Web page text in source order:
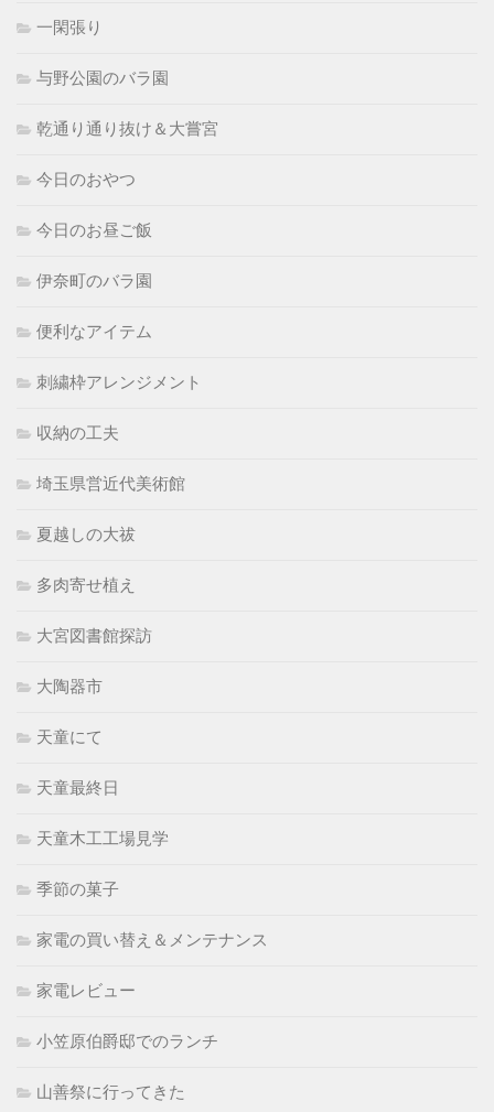
一閑張り
与野公園のバラ園
乾通り通り抜け＆大嘗宮
今日のおやつ
今日のお昼ご飯
伊奈町のバラ園
便利なアイテム
刺繍枠アレンジメント
収納の工夫
埼玉県営近代美術館
夏越しの大祓
多肉寄せ植え
大宮図書館探訪
大陶器市
天童にて
天童最終日
天童木工工場見学
季節の菓子
家電の買い替え＆メンテナンス
家電レビュー
小笠原伯爵邸でのランチ
山善祭に行ってきた